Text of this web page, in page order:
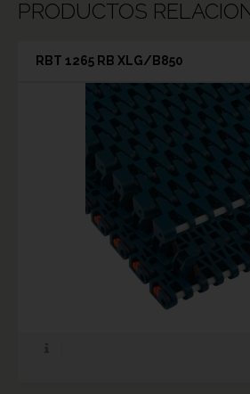
PRODUCTOS
RBT 1265 RB XLG/B850